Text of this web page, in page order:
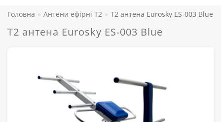
Головна Антени ефірні Т2 Т2 антена Eurosky ES-003 Blue
Т2 антена Eurosky ES-003 Blue